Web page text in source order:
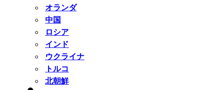
オランダ
中国
ロシア
インド
ウクライナ
トルコ
北朝鮮